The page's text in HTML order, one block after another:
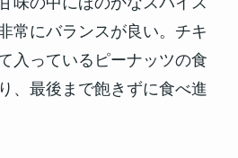
常にバランスが良い。チキ
入っているピーナッツの食
、最後まで飽きずに食べ進